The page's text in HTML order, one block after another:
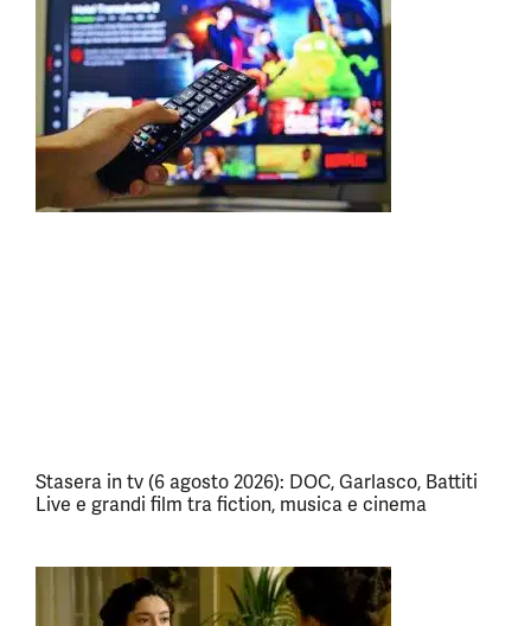
Stasera in tv (6 agosto 2026): DOC, Garlasco, Battiti
Live e grandi film tra fiction, musica e cinema